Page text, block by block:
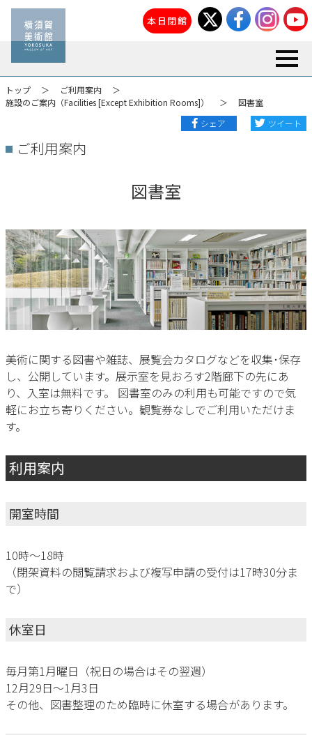
本日閉館
トップ
ご利用案内
施設のご案内（Facilities [Except Exhibition Rooms]）
図書室
シェア
ツイート
ご利用案内
図書室
美術に関する図書や雑誌、展覧会カタログなどを収集･保存
し、公開しています。展示室を見おろす2階廊下の先にあ
り、入室は無料です。 図書室のみの利用も可能ですので気
軽にお立ち寄りください。観覧券なしでご利用いただけま
す。
利用案内
開室時間
10時～18時
（閉架資料の閲覧請求および複写申請の受付は17時30分ま
で）
休室日
毎月第1月曜日（祝日の場合はその翌週）
12月29日～1月3日
その他、図書整理のため臨時に休室する場合があります。